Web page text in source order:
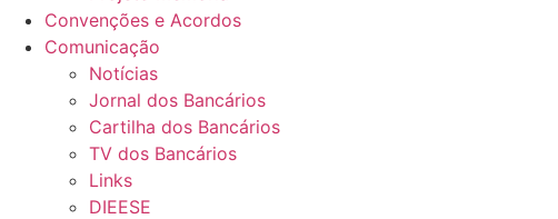
Convenções e Acordos
Comunicação
Notícias
Jornal dos Bancários
Cartilha dos Bancários
TV dos Bancários
Links
DIEESE